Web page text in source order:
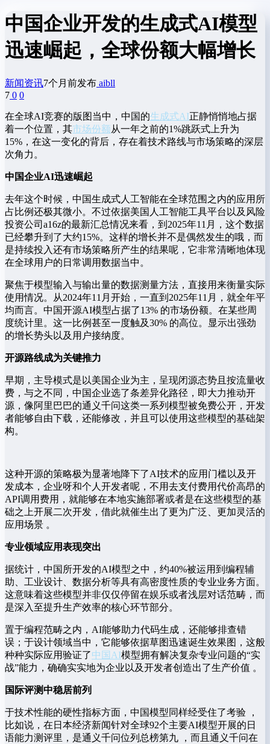
中国企业开发的生成式AI模型
迅速崛起，全球份额大幅增长
新闻资讯7个月前发布 aibll
7 0 0
在全球AI竞赛的版图当中，中国的生成式AI正静悄悄地占据
着一个位置，其市场份额从一年之前的1%跳跃式上升为
15%，在这一变化的背后，存在着技术路线与市场策略的深层
次角力。
中国企业AI迅速崛起
去年这个时候，中国生成式人工智能在全球范围之内的应用所
占比例还极其微小。不过依据美国人工智能工具平台以及风险
投资公司a16z的最新汇总情况来看，到2025年11月，这个数据
已经攀升到了大约15%。这样的增长并不是偶然发生的哦，而
是持续投入还有市场策略所产生的结果呢，它非常清晰地体现
在全球用户的日常调用数据当中。
聚焦于模型输入与输出量的数据测量方法，直接用来衡量实际
使用情况。从2024年11月开始，一直到2025年11月，就全年平
均而言。中国开源AI模型占据了13% 的市场份额。在某些周
度统计里。这一比例甚至一度触及30% 的高位。显示出强劲
的增长势头以及用户接纳度。
开源路线成为关键推力
早期，主导模式是以美国企业为主，呈现闭源态势且按流量收
费，与之不同，中国企业选了条差异化路径，即大力推动开
源，像阿里巴巴的通义千问这类一系列模型被免费公开，开发
者能够自由下载，还能修改，并且可以使用这些模型的基础架
构。
这种开源的策略极为显著地降下了AI技术的应用门槛以及开
发成本，企业呀和个人开发者呢，不用去支付费用代价高昂的
API调用费用，就能够在本地实施部署或者是在这些模型的基
础之上开展二次开发，借此就催生出了更为广泛、更加灵活的
应用场景 。
专业领域应用表现突出
据统计，中国所开发的AI模型之中，约40%被运用到编程辅
助、工业设计、数据分析等具有高密度性质的专业业务方面。
这意味着这些模型并非仅仅停留在娱乐或者浅层对话范畴，而
是深入至提升生产效率的核心环节部分。
置于编程范畴之内，AI能够助力代码生成，还能够排查错
误；于设计领域当中，它能够依据草图迅速诞生效果图，这般
种种实际应用验证了中国AI模型拥有解决复杂专业问题的“实
战”能力，确确实实地为企业以及开发者创造出了生产价值 。
国际评测中稳居前列
于技术性能的硬性指标方面，中国模型同样经受住了考验 ，
比如说，在日本经济新闻针对全球92个主要AI模型开展的日
语能力测评里，是通义千问位列总榜第九 ，而且通义千问在